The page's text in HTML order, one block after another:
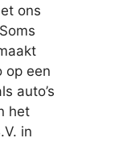
ons
op een
auto’s
het
in